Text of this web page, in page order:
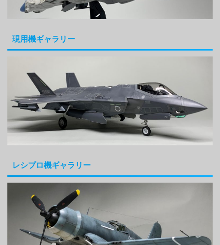
現用機ギャラリー
レシプロ機ギャラリー